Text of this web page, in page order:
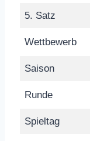
5. Satz
Wettbewerb
Saison
Runde
Spieltag